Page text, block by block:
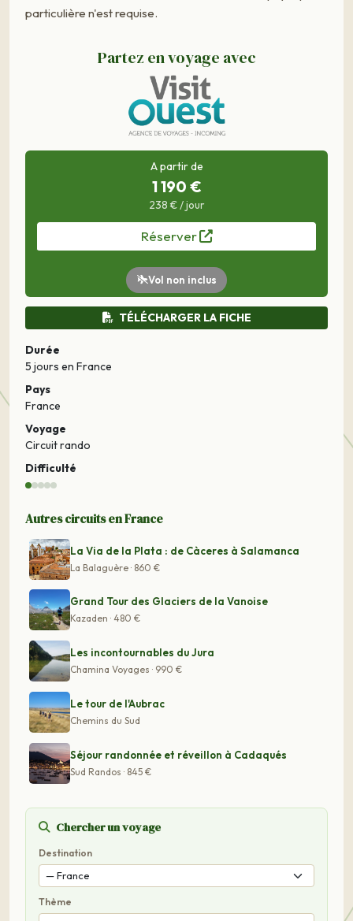
particulière n'est requise.
Partez en voyage avec
A partir de
1 190 €
238 € / jour
Réserver
Vol non inclus
TÉLÉCHARGER LA FICHE
Durée
5 jours en France
Pays
France
Voyage
Circuit rando
Difficulté
Autres circuits en France
La Via de la Plata : de Càceres à Salamanca
La Balaguère · 860 €
Grand Tour des Glaciers de la Vanoise
Kazaden · 480 €
Les incontournables du Jura
Chamina Voyages · 990 €
Le tour de l'Aubrac
Chemins du Sud
Séjour randonnée et réveillon à Cadaqués
Sud Randos · 845 €
Chercher un voyage
Destination
Thème